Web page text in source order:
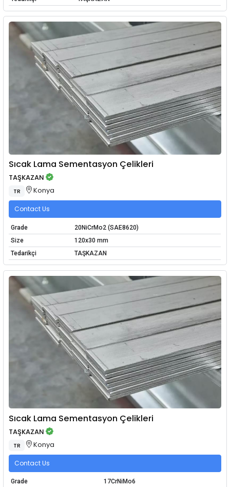
Sıcak Lama Sementasyon Çelikleri
TAŞKAZAN
TR Konya
Contact Us
Grade
20NiCrMo2 (SAE8620)
Size
120x30 mm
Tedarikçi
TAŞKAZAN
Sıcak Lama Sementasyon Çelikleri
TAŞKAZAN
TR Konya
Contact Us
Grade
17CrNiMo6